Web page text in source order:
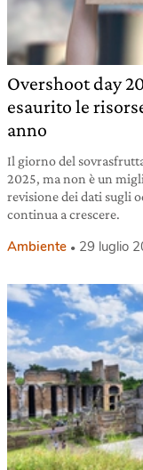
Overshoot day
esaurito le
anno
Il giorno del
2025, ma non è un
revisione dei dati sugli
continua a crescere.
Ambiente 29 luglio